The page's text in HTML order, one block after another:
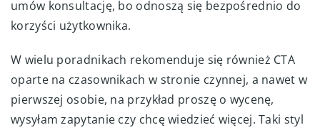
umów konsultację, bo odnoszą się bezpośrednio do
korzyści użytkownika.
W wielu poradnikach rekomenduje się również CTA
oparte na czasownikach w stronie czynnej, a nawet w
pierwszej osobie, na przykład proszę o wycenę,
wysyłam zapytanie czy chcę wiedzieć więcej. Taki styl